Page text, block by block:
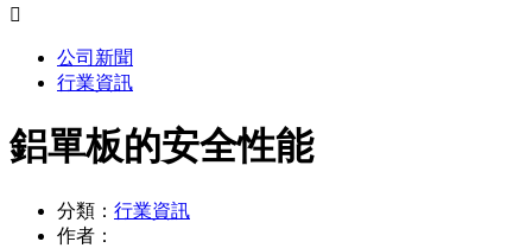

公司新聞
行業資訊
鋁單板的安全性能
分類： 行業資訊
作者：